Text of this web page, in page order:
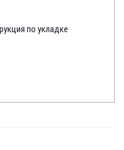
по укладке